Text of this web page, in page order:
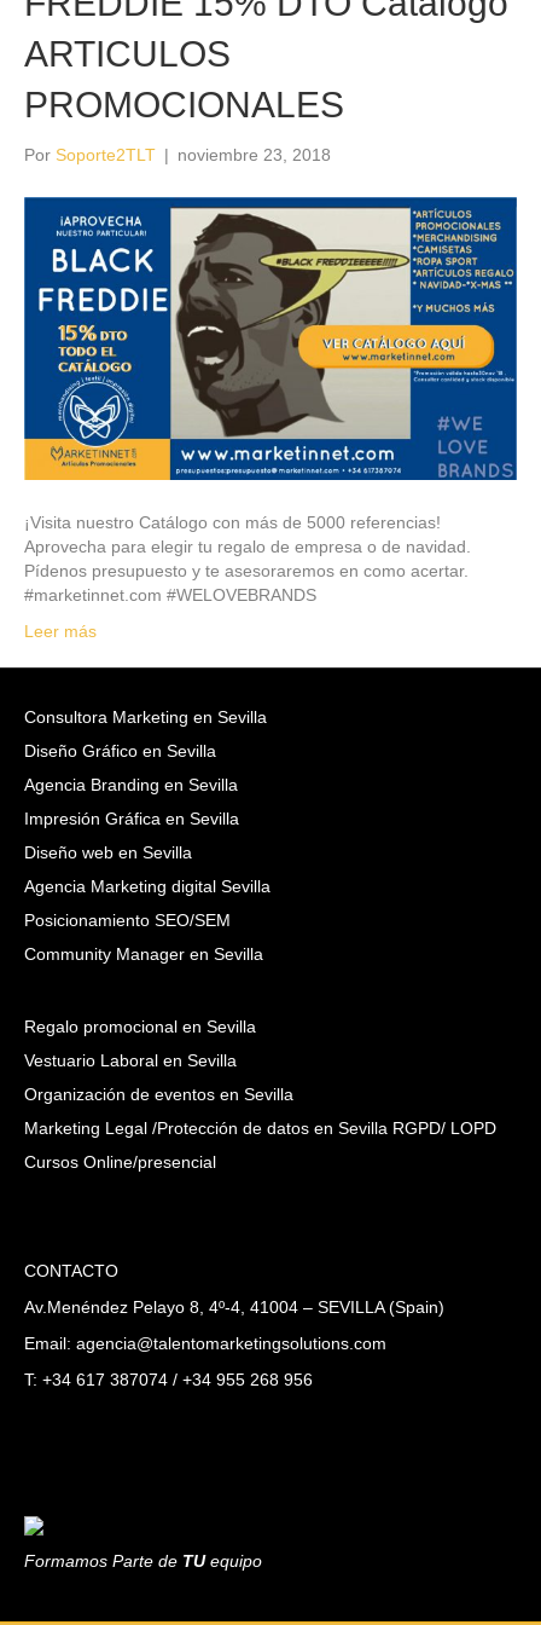
ARTICULOS
PROMOCIONALES
Por Soporte2TLT | noviembre 23, 2018
¡Visita nuestro Catálogo con más de 5000 referencias!
Aprovecha para elegir tu regalo de empresa o de navidad.
Pídenos presupuesto y te asesoraremos en como acertar.
#marketinnet.com #WELOVEBRANDS
Leer más
Consultora Marketing en Sevilla
Diseño Gráfico en Sevilla
Agencia Branding en Sevilla
Impresión Gráfica en Sevilla
Diseño web en Sevilla
Agencia Marketing digital Sevilla
Posicionamiento SEO/SEM
Community Manager en Sevilla
Regalo promocional en Sevilla
Vestuario Laboral en Sevilla
Organización de eventos en Sevilla
Marketing Legal /Protección de datos en Sevilla RGPD/ LOPD
Cursos Online/presencial
CONTACTO
Av.Menéndez Pelayo 8, 4º-4, 41004 – SEVILLA (Spain)
Email: agencia@talentomarketingsolutions.com
T: +34 617 387074 / +34 955 268 956
Formamos Parte de TUequipo